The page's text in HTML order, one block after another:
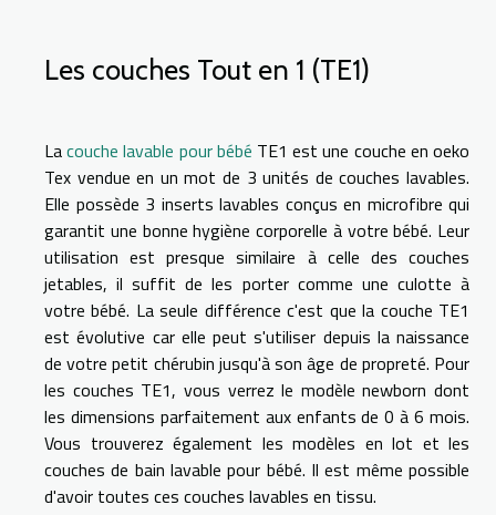
Les couches Tout en 1 (TE1)
Lacouche lavable pour bébé TE1 est une couche en oeko
Tex vendue en un mot de 3 unités de couches lavables.
Elle possède 3 inserts lavables conçus en microfibre qui
garantit une bonne hygiène corporelle à votre bébé. Leur
utilisation est presque similaire à celle des couches
jetables, il suffit de les porter comme une culotte à
votre bébé. La seule différence c'est que la couche TE1
est évolutive car elle peut s'utiliser depuis la naissance
de votre petit chérubin jusqu'à son âge de propreté. Pour
les couches TE1, vous verrez le modèle newborn dont
les dimensions parfaitement aux enfants de 0 à 6 mois.
Vous trouverez également les modèles en lot et les
couches de bain lavable pour bébé. Il est même possible
d'avoir toutes ces couches lavables en tissu.